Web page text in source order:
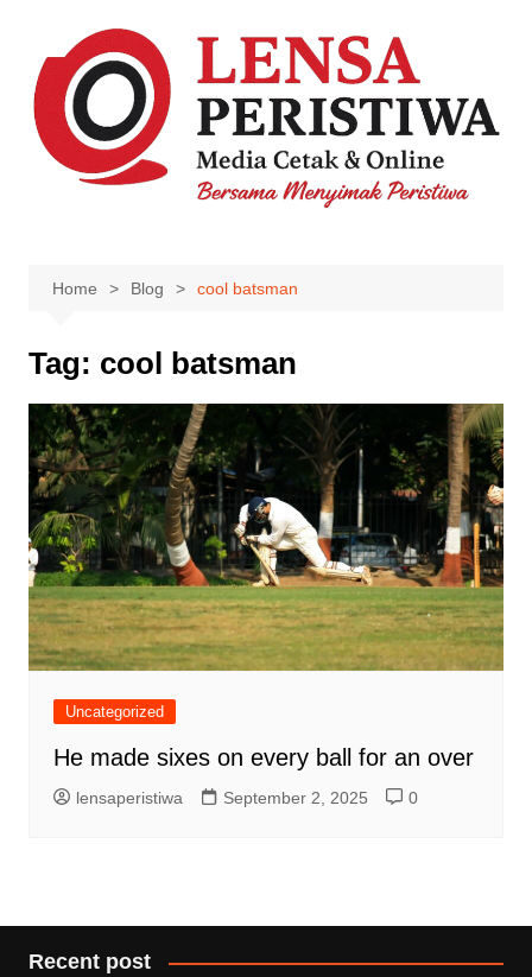
content
Home Blog cool batsman
Tag: cool batsman
Uncategorized
He made sixes on every ball for an over
lensaperistiwa September 2, 2025 0
Recent post